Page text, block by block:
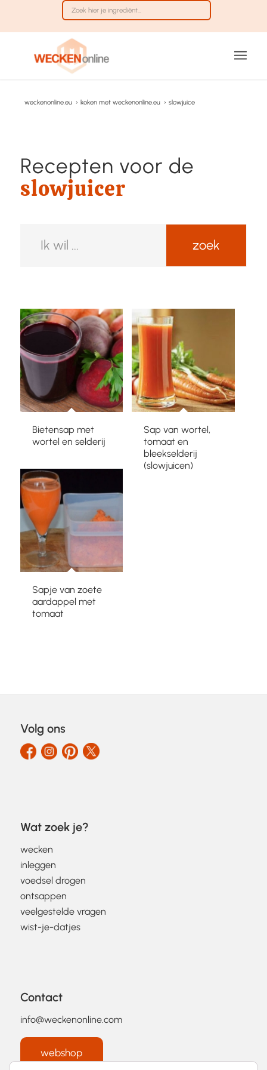
weckenonline.eu › koken met weckenonline.eu › slowjuice
Recepten voor de
slowjuicer
Bietensap met
wortel en selderij
Sap van wortel,
tomaat en
bleekselderij
(slowjuicen)
Sapje van zoete
aardappel met
tomaat
Volg ons
Wat zoek je?
wecken
inleggen
voedsel drogen
ontsappen
veelgestelde vragen
wist-je-datjes
Contact
info@weckenonline.com
webshop